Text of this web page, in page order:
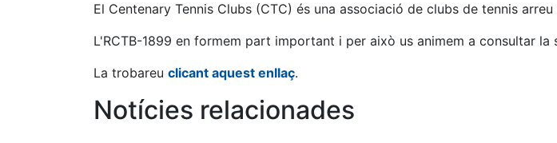
El Centenary Tennis Clubs (CTC) és una associació de clubs de tennis
L'RCTB-1899 en formem part important i per això us animem a consultar la
La trobareu clicant aquest enllaç.
Notícies relacionades